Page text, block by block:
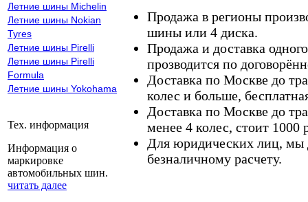
Летние шины Michelin
Летние шины Nokian
Tyres
Летние шины Pirelli
Летние шины Pirelli
Formula
Летние шины Yokohama
Тех. информация
Информация о
маркировке
автомобильных шин.
читать далее
Продажа в регионы
шины или 4 диска.
Продажа и доставка
прозводится по
Доставка по Москве до
колес и больше,
Доставка по Москве до
менее 4 колес, стоит 1000
Для юридических лиц, мы
безналичному расчету.